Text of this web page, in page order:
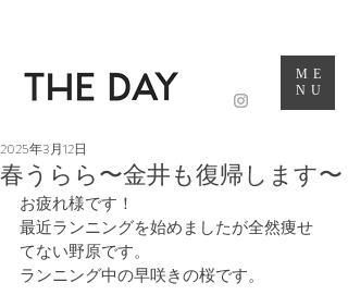
ME
NU
春うらら〜金井も復帰します〜
2025年3月12日
お疲れ様です！
最近ランニングを始めましたが全然痩せ
てない野原です。
ランニング中の早咲きの桜です。